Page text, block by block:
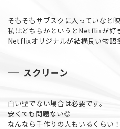
そもそもサブスクに入っていなと
私はどちらかというとNetflixが好
Netflixオリジナルが結構良い物語
スクリーン
白い壁でない場合は必要です。
安くても問題ない◎
なんなら手作りの人もいるくらい！